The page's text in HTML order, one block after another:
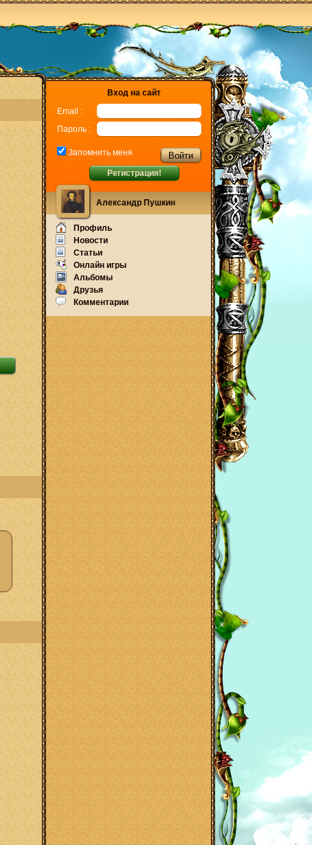
Вход на сайт
Email :
Пароль :
Запомнить меня
Регистрация!
Александр Пушкин
Профиль
Новости
Статьи
Онлайн игры
Альбомы
Друзья
Комментарии